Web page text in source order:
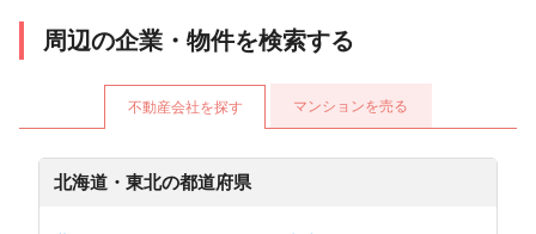
周辺の企業・物件を検索する
不動産会社を探す マンションを売る
北海道・東北の都道府県